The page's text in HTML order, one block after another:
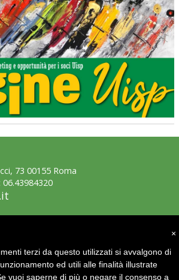
con i piedi, si possono fare le
InBlu2000 traccia il bilancio della stagione
73 00155 Roma
06.43984320
×
terzi da questo utilizzati si avvalgono di
ed utili alle finalità illustrate
vuoi saperne di più o negare il consenso a